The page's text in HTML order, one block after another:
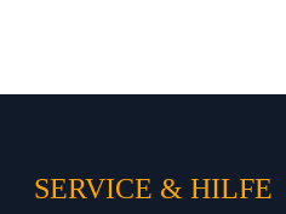
SERVICE & HILFE